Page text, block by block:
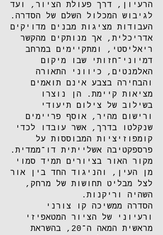
הרעיון, דרך פעולת הציור, ועד
לגיבוש המכלול השלם של הסדרה.
העבודות מציגות מבנים מדויקים
אדריכלית, אך מנותקים מהקשר
ריאליסטי, ומתקיימים במרחב
דמיוני־חזותי שבו מיקום
האלמנטים, כיווני התאורה
והבחירה בצבע אינם תואמים
מציאות קיימת. הן נוצרו
בשילוב של צילום תיעודי
ורישום מהיר, אוסף פריימים
שנקלטו בדרך, אשר עובדו לכדי
קומפוזיציות המבוססות על
פרספקטיבה אשלייתית דו־ממדית.
מקור האור בציורים תמיד סמוי
מן העין, והניגוד החד בין אור
לצל מבליט תחושות של מרחק,
השהיה וריקנות.
הסדרה ממשיכה קו צורני
ורעיוני של הציור המטאפיזי
מראשית המאה ה־20, בהשראת